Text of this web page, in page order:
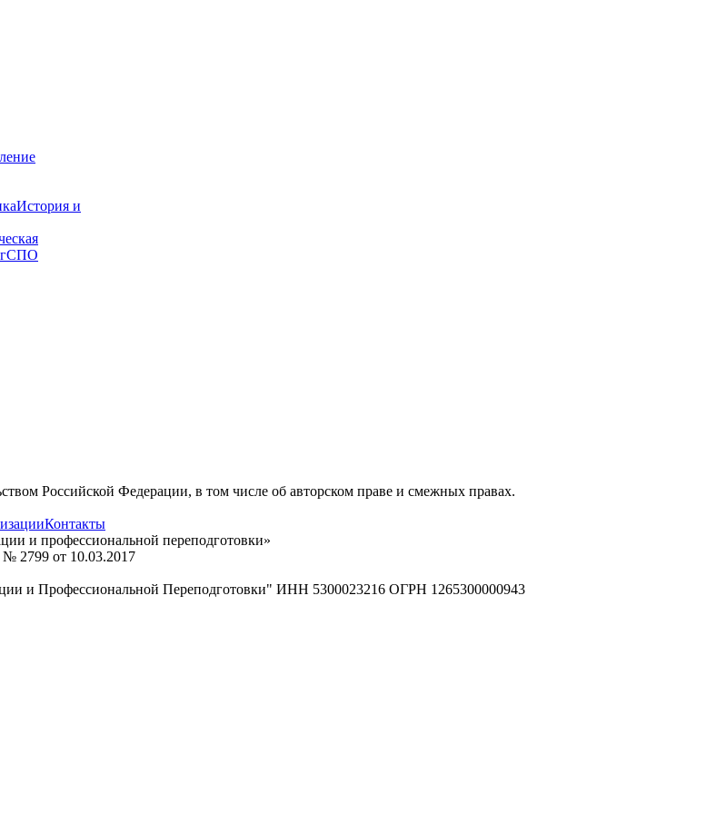
История и
СПО
Российской Федерации, в том числе об авторском праве и смежных правах.
Контакты
и профессиональной переподготовки»
2799 от 10.03.2017
и Профессиональной Переподготовки" ИНН 5300023216 ОГРН 1265300000943